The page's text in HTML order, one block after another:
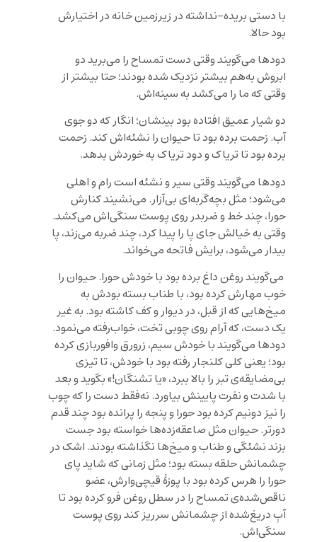
با دستی بریده-نداشته در زیرزمین خانه در اختیارش
بود حالا.
دودها می‌گویند وقتی دست تمساح را می‌برید دو
ابروش به‌هم بیشتر نزدیک شده بودند؛ حتا بیشتر از
وقتی که ما را می‌کشد به سینه‌اش.
دو شیار عمیق افتاده بود بینشان؛ انگار که دو جوی
آب. زحمت برده بود تا حیوان را نشئه‌اش کند. زحمت
برده بود تا تریاک و دود تریاک به خوردش بدهد.
دودها می‌گویند وقتی سیر و نشئه است رام و اهلی
می‌شود؛ مثل بچه‌گربه‌ای بی‌آزار. می‌نشیند کنارش
حورا، چند خط و ضربدر روی پوست سنگی‌اش می‌کشد.
وقتی به خیالش جای پا را پیدا کرد، چند ضربه می‌زند، پا
بیدار می‌شود، برایش فاتحه می‌خواند.
می‌گویند روغن داغ برده بود با خودش حورا. حیوان را
خوب مهارش کرده بود، با طناب بسته بودش به
میخ‌هایی که از قبل، در دیوار و کف کاشته بود. به غیر
یک دست، که آرام روی چوبی تخت، خواب‌رفته می‌نمود.
دودها می‌گویند با خودش سیم، زرورق وافوربازی کرده
بود؛ یعنی کلی کلنجار رفته بود با خودش، تا تیزی
بی‌مضایقه‌ی تبر را بالا ببرد، «یا تشنگان!» بگوید و بعد
با شدت و نفرت پایینش بیاورد. نه‌فقط دست را که چوب
را نیز دونیم کرده بود حورا و پنجه را پرانده بود چند قدم
دورتر. حیوان مثل صاعقه‌زده‌ها خواسته بود جست
بزند نشئگی و طناب و میخ‌ها نگذاشته بودند. اشک در
چشمانش حلقه بسته بود؛ مثل زمانی که شاید پای
حورا را هرس کرده بود با پوزۀ قیچی‌وارش، عضو
ناقص‌شده‌ی تمساح را در سطل روغن فرو کرده بود تا
آبِ دریغ‌شده از چشمانش سرریز کند روی پوست
سنگی‌اش.